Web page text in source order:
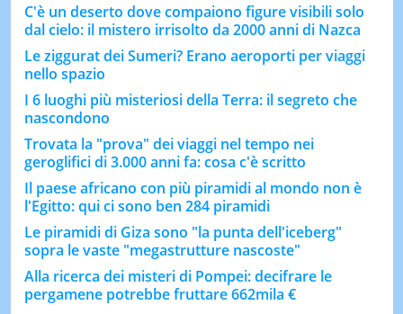
C'è un deserto dove compaiono figure visibili solo
dal cielo: il mistero irrisolto da 2000 anni di Nazca
Le ziggurat dei Sumeri? Erano aeroporti per viaggi
nello spazio
I 6 luoghi più misteriosi della Terra: il segreto che
nascondono
Trovata la "prova" dei viaggi nel tempo nei
geroglifici di 3.000 anni fa: cosa c'è scritto
Il paese africano con più piramidi al mondo non è
l'Egitto: qui ci sono ben 284 piramidi
Le piramidi di Giza sono "la punta dell'iceberg"
sopra le vaste "megastrutture nascoste"
Alla ricerca dei misteri di Pompei: decifrare le
pergamene potrebbe fruttare 662mila €